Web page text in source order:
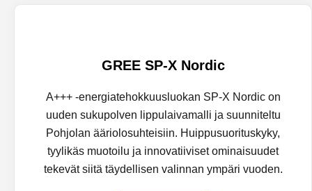
GREE SP-X Nordic
A+++ -energiatehokkuusluokan SP-X Nordic on
uuden sukupolven lippulaivamalli ja suunniteltu
Pohjolan ääriolosuhteisiin. Huippusuorituskyky,
tyylikäs muotoilu ja innovatiiviset ominaisuudet
tekevät siitä täydellisen valinnan ympäri vuoden.